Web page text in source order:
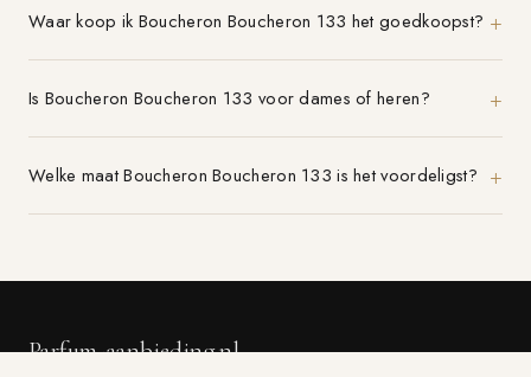
Waar koop ik Boucheron Boucheron 133 het goedkoopst?
Is Boucheron Boucheron 133 voor dames of heren?
Welke maat Boucheron Boucheron 133 is het voordeligst?
Parfum-aanbieding.nl